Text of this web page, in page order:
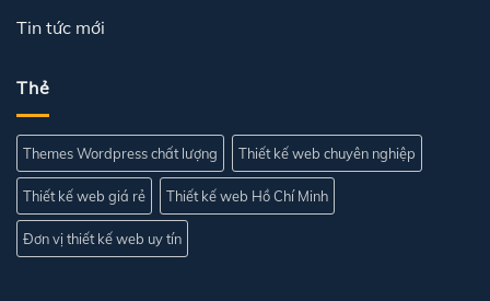
Tin tức mới
Thẻ
Themes Wordpress chất lượng Thiết kế web chuyên nghiệp
Thiết kế web giá rẻ Thiết kế web Hồ Chí Minh
Đơn vị thiết kế web uy tín